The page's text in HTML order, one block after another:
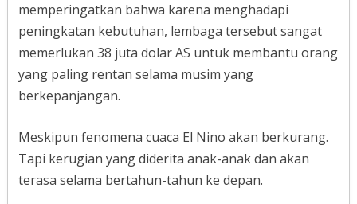
memperingatkan bahwa karena menghadapi
peningkatan kebutuhan, lembaga tersebut sangat
memerlukan 38 juta dolar AS untuk membantu orang
yang paling rentan selama musim yang
berkepanjangan.
Meskipun fenomena cuaca El Nino akan berkurang.
Tapi kerugian yang diderita anak-anak dan akan
terasa selama bertahun-tahun ke depan.